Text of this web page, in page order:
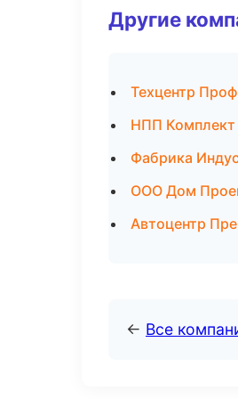
Другие
Техцентр
НПП Комплект
Фабрика
ООО Дом
Автоцентр
← Все